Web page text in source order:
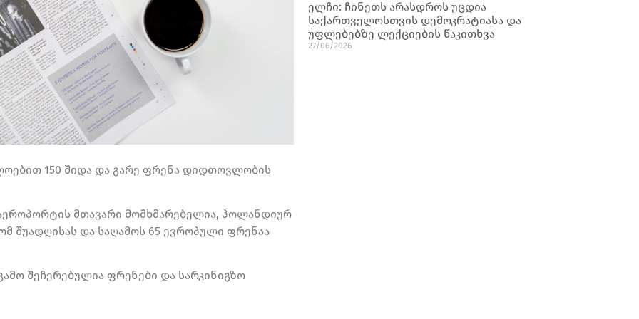
150 შიდა და გარე ფრენა დიდთოვლობის
მთავარი მომხმარებელია, ჰოლანდიურ
შუადღისას და საღამოს 65 ევროპული ფრენაა
შეჩერებულია ფრენები და სარკინიგზო
ელჩი: ჩინეთს არასდროს უცდია
საქართველოსთვის დემოკრატიასა და
უფლებებზე ლექციების წაკითხვა
27/06/2026